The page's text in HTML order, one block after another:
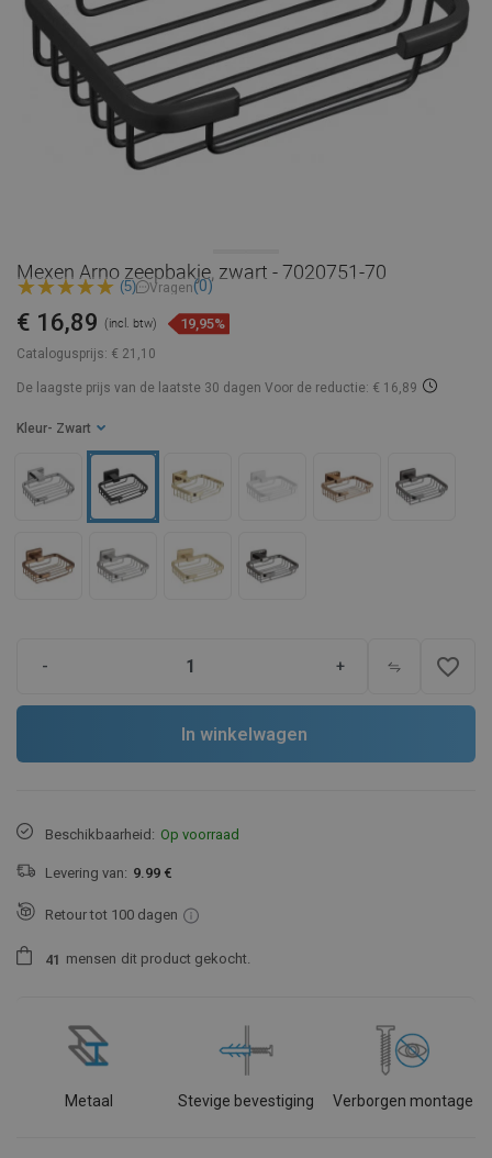
Mexen Arno zeepbakje, zwart - 7020751-70
(5) Vragen(0)
Catalogusprijs: € 21,10
€ 16,89 (incl. btw) 19,95%
De laagste prijs van de laatste 30 dagen Voor de reductie: € 16,89
Kleur - Zwart
- + favorite_border
In winkelwagen
Beschikbaarheid: Op voorraad
Levering van: 9.99 €
Retour tot 100 dagen
41 mensen dit product gekocht.
Metaal Stevige bevestiging Verborgen montage